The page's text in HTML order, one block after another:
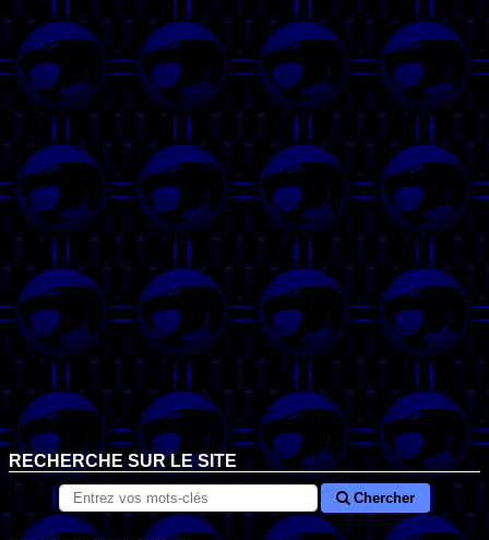
RECHERCHE SUR LE SITE
Chercher